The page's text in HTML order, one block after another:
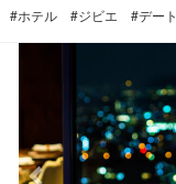
#ホテル #ジビエ #デート